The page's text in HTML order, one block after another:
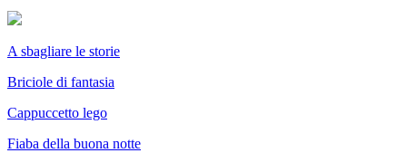
A sbagliare le storie
Briciole di fantasia
Cappuccetto lego
Fiaba della buona notte